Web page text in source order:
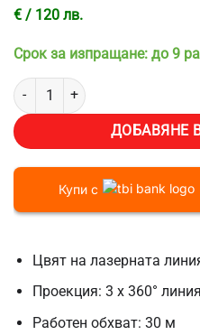
€ / 120 лв.
Срок за изпращане: до 9
количество за Лазерен
ДОБАВЯНЕ
Купи с
Цвят на лазерната
Проекция: 3 x 360° линия
Работен обхват: 30 м